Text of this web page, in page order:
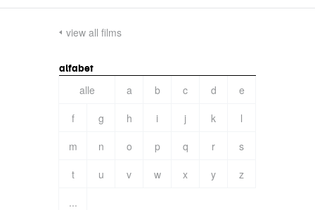
view all films
alfabet
alle a b c d
e
f
g h i j k
l
m
n o p q r
s
t
u v w x y
z
...